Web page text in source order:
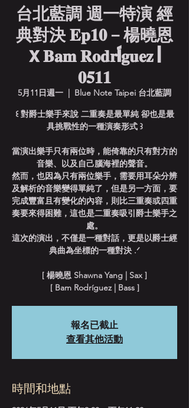
台北藍調 週一特演 經
典對決 𝐄𝐩𝟏𝟎－楊曉恩
𝗫 𝐁𝐚𝐦 𝐑𝐨𝐝𝐫í𝐠𝐮𝐞𝐳 |
𝟎𝟓𝟏𝟏
5月11日週一
  |
Blue Note Taipei 台北藍調
꒰ 對爵士樂手來說 二重奏是最單純 卻也是最
具挑戰性的一種演奏形式 ꒱
當演出樂手只有兩位時，能倚靠的只有對方的
音樂、以及自己腦海裡的聲音。
然而，也因為只有兩位樂手，需要用耳朵分辨
及解析的音樂變得單純了，但是另一方面，要
完成豐富且有變化的內容，則比三重奏或四重
奏要來得困難，這也是二重奏吸引爵士樂手之
處。
這次的演出，不僅是一種對話，更是以爵士經
典曲為坐標的一種對決 .ᐟ
[ 楊曉恩 Shawna Yang | Sax ]
[ Bam Rodríguez | Bass ]
報名已截止
查看其他活動
時間和地點